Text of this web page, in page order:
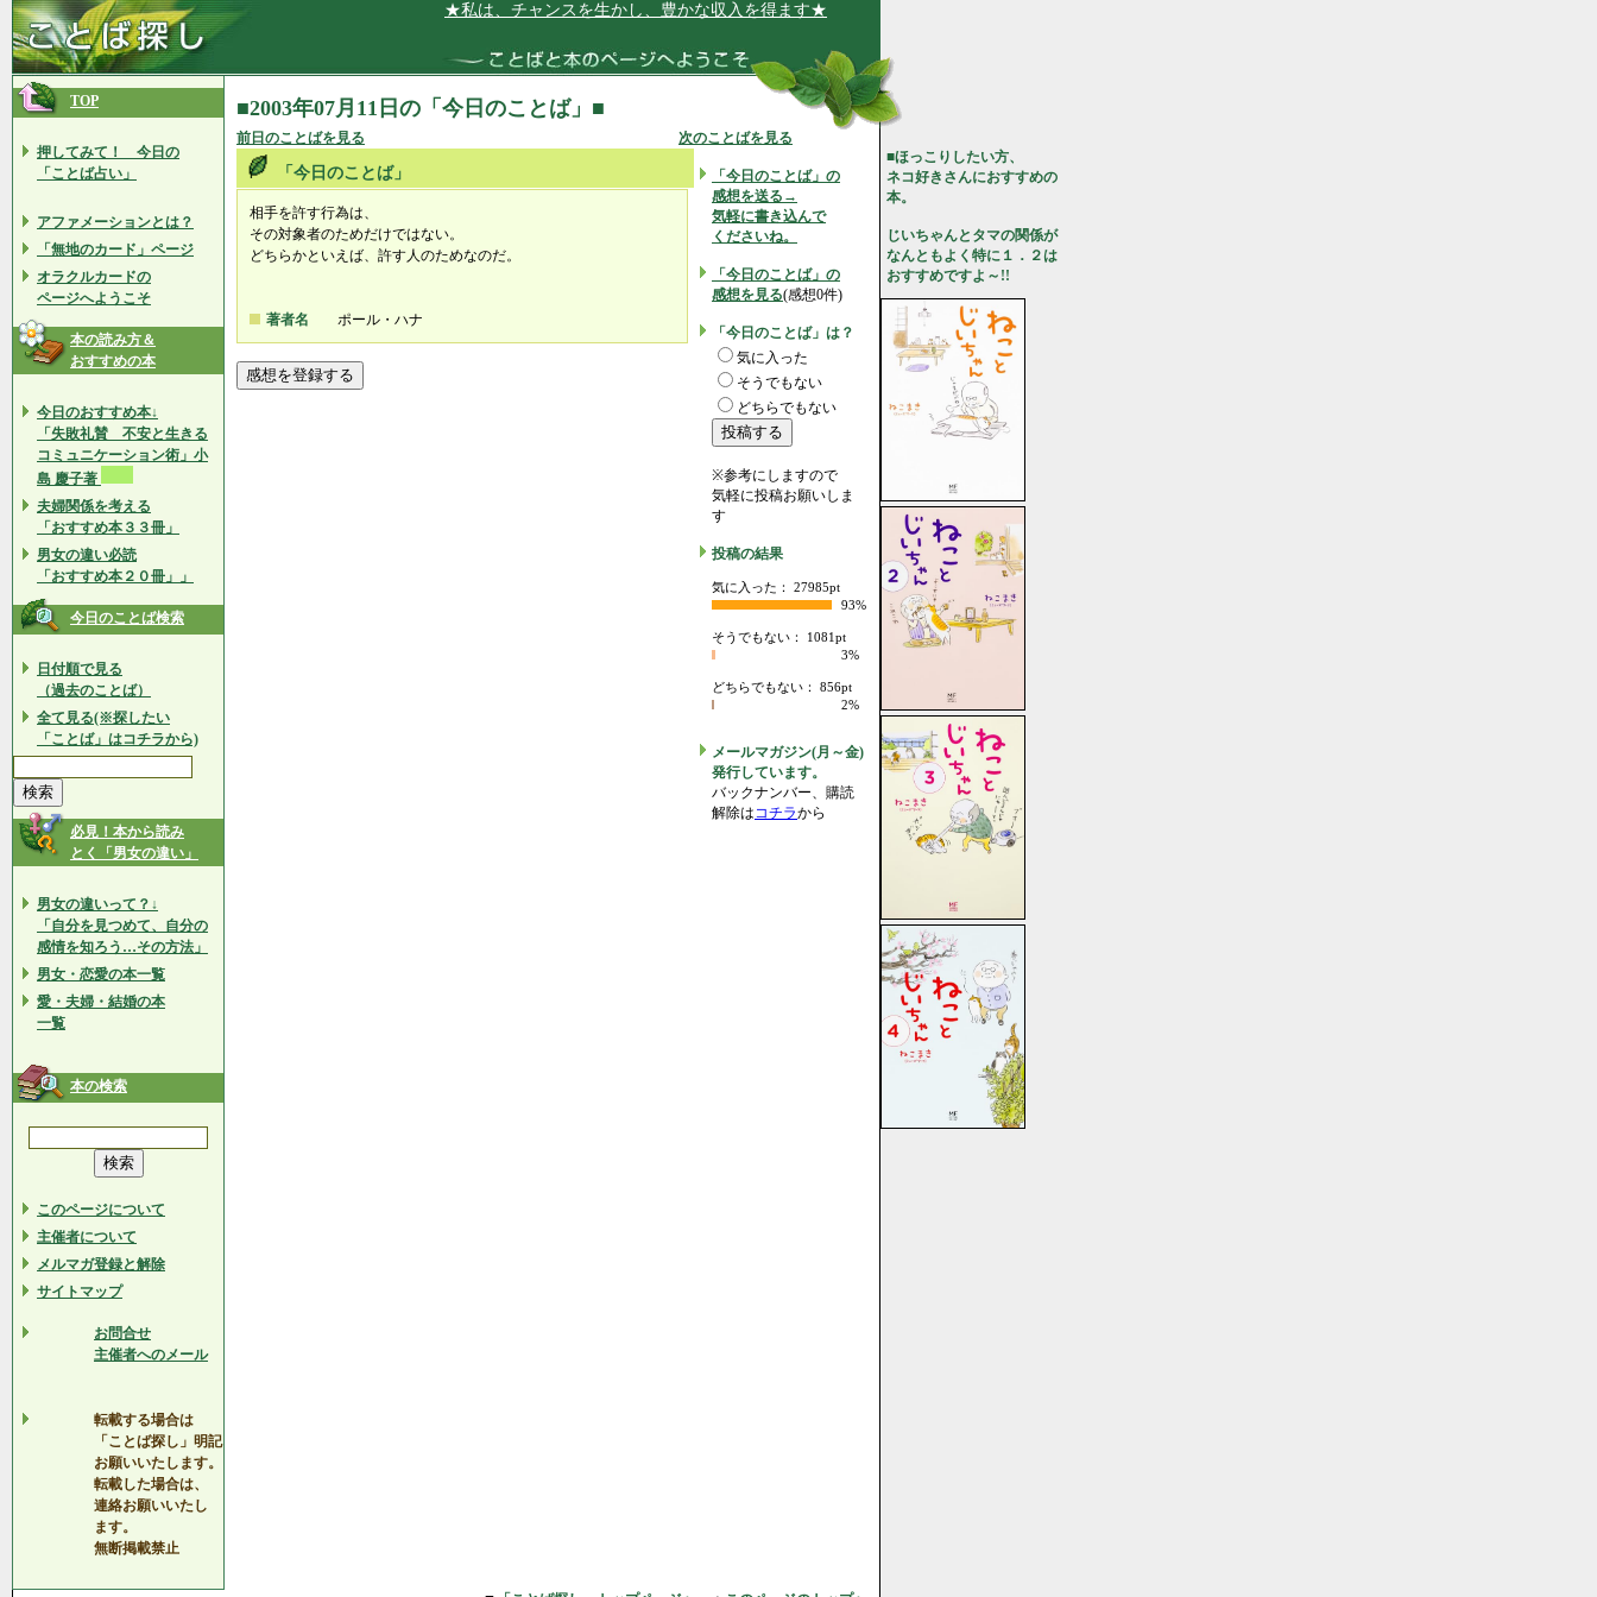
★私は、チャンスを生かし、豊かな収入を得ます★
TOP
押してみて！ 今日の
「ことば占い」
アファメーションとは？
「無地のカード」ページ
オラクルカードの
ページへようこそ
本の読み方＆
おすすめの本
今日のおすすめ本↓
「失敗礼賛 不安と生きる
コミュニケーション術」小
島 慶子著
夫婦関係を考える
「おすすめ本３３冊」
男女の違い必読
「おすすめ本２０冊」」
今日のことば検索
日付順で見る
（過去のことば）
全て見る(※探したい
「ことば」はコチラから)
必見！本から読み
とく「男女の違い」
男女の違いって？↓
「自分を見つめて、自分の
感情を知ろう…その方法」
男女・恋愛の本一覧
愛・夫婦・結婚の本
一覧
本の検索
このページについて
主催者について
メルマガ登録と解除
サイトマップ
お問合せ
主催者へのメール
転載する場合は
「ことば探し」明記
お願いいたします。
転載した場合は、
連絡お願いいたし
ます。
無断掲載禁止
■2003年07月11日の「今日のことば」■
前日のことばを見る 次のことばを見る
「今日のことば」
相手を許す行為は、
その対象者のためだけではない。
どちらかといえば、許す人のためなのだ。
著者名 ポール・ハナ
「今日のことば」の
感想を送る→
気軽に書き込んで
くださいね。
「今日のことば」の
感想を見る(感想0件)
「今日のことば」は？
気に入った
そうでもない
どちらでもない
※参考にしますので
気軽に投稿お願いしま
す
投稿の結果
気に入った： 27985pt
93%
そうでもない： 1081pt
3%
どちらでもない： 856pt
2%
メールマガジン(月～金)
発行しています。
バックナンバー、購読
解除はコチラから
■ほっこりしたい方、
ネコ好きさんにおすすめの
本。
じいちゃんとタマの関係が
なんともよく特に１．２は
おすすめですよ～!!